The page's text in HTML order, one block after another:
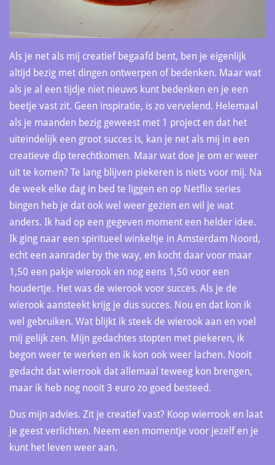
Als je net als mij creatief begaafd bent, ben je eigenlijk
altijd bezig met dingen ontwerpen of bedenken. Maar wat
als je al een tijdje niet nieuws kunt bedenken en je een
beetje vast zit. Geen inspiratie, is zo vervelend. Helemaal
als je maanden bezig geweest met 1 project en dat het
uiteindelijk een groot succes is, kan je net als mij in een
creatieve dip terechtkomen. Maar wat doe je om er weer
uit te komen? Te lang blijven piekeren is niets voor mij. Na
de week elke dag in bed te liggen en op Netflix series
bingen heb je dat ook wel weer gezien en wil je wat
anders. Ik had op een gegeven moment een helder idee.
Ik ging naar een spiritueel winkeltje in Amsterdam Noord,
echt een aanrader by the way, en kocht daar voor maar
1,50 een pakje wierook en nog eens 1,50 voor een
houdertje. Het was de wierook voor succes. Als je de
wierook aansteekt krijg je dus succes. Nou en dat kon ik
wel gebruiken. Wat blijkt ik steek de wierook aan en voel
mij gelijk zen. Mijn gedachtes stopten met piekeren, ik
begon weer te werken en ik kon ook weer lachen. Nooit
gedacht dat wierrook dat allemaal teweeg kon brengen,
maar ik heb nog nooit 3 euro zo goed besteed.
Dus mijn advies. Zit je creatief vast? Koop wierrook en laat
je geest verlichten. Neem een momentje voor jezelf en je
kunt het leven weer aan.